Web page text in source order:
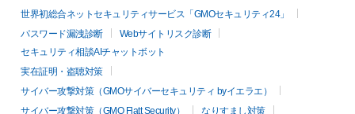
世界初総合ネットセキュリティサービス「GMOセキュリティ24」
パスワード漏洩診断
Webサイトリスク診断
セキュリティ相談AIチャットボット
実在証明・盗聴対策
サイバー攻撃対策（GMOサイバーセキュリティ byイエラエ）
サイバー攻撃対策（GMO Flatt Security）
なりすまし対策